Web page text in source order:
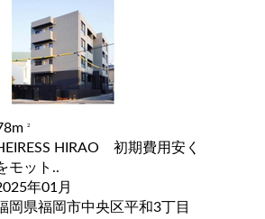
2
HIRAO 初期費用安く
モット..
年01月
岡県福岡市中央区平和3丁目